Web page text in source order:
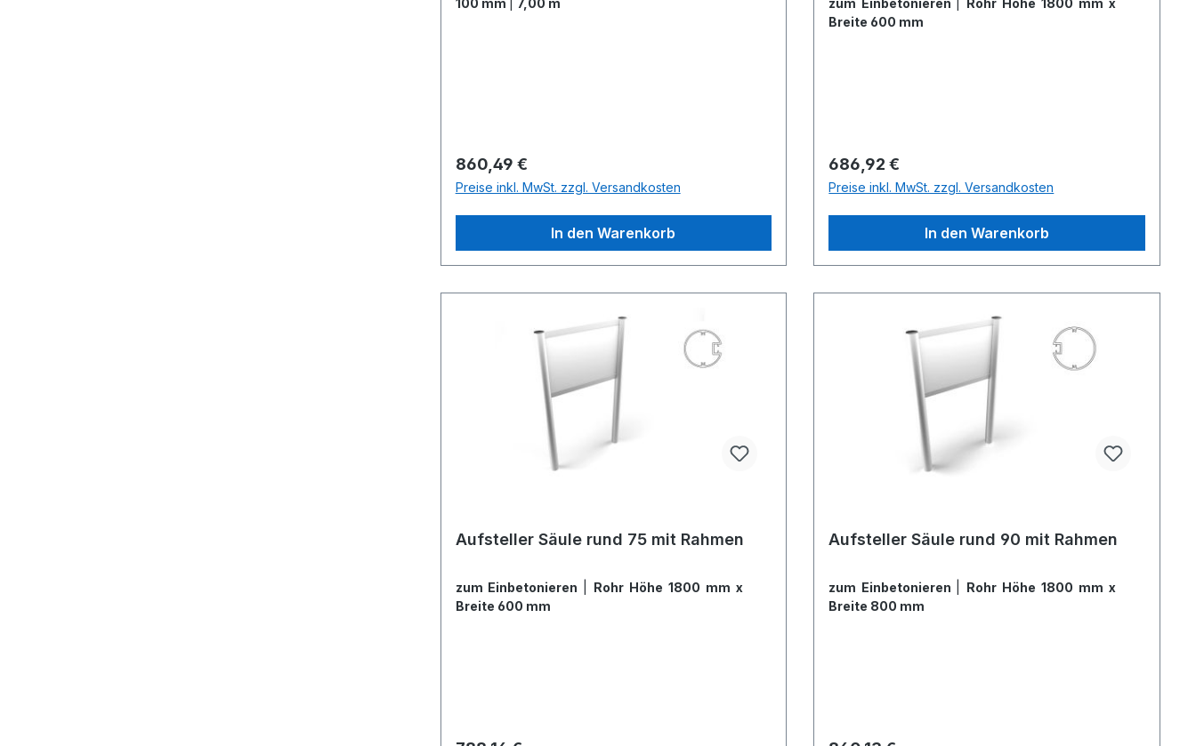
Regulärer Preis:
860,49 €
Preise inkl. MwSt. zzgl. Versandkosten
In den Warenkorb
Breite 600 mm
Regulärer Preis:
686,92 €
Preise inkl. MwSt. zzgl. Versandkosten
In den Warenkorb
Aufsteller Säule rund 75 mit Rahmen
zum Einbetonieren
Rohr Höhe 1800 mm x
Breite 600 mm
Aufsteller Säule rund 90 mit Rahmen
zum Einbetonieren
Rohr Höhe 1800 mm x
Breite 800 mm